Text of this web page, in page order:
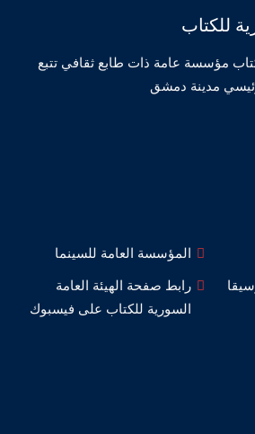
للكتاب
مؤسسة عامة ذات طابع ثقافي تتبع
مدينة دمشق
المؤسسة العامة للسينما
رابط صفحة الهيئة العامة
السورية للكتاب على فيسبوك